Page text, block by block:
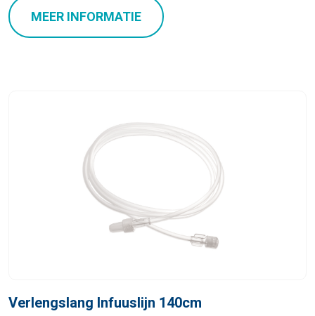
MEER INFORMATIE
Verlengslang Infuuslijn 140cm